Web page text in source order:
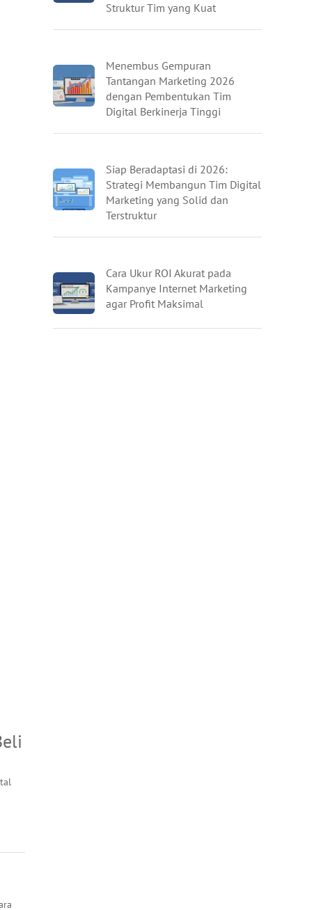
Struktur Tim yang Kuat
Menembus Gempuran
Tantangan Marketing 2026
dengan Pembentukan Tim
Digital Berkinerja Tinggi
Siap Beradaptasi di 2026:
Strategi Membangun Tim Digital
Marketing yang Solid dan
Terstruktur
Cara Ukur ROI Akurat pada
Kampanye Internet Marketing
agar Profit Maksimal